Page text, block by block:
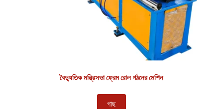
বৈদ্যুতিক মন্ত্রিসভা ফ্রেম রোল গঠনের মেশিন
গাছ